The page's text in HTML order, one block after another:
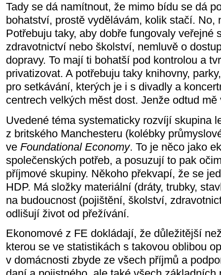
Tady se dá namítnout, že mimo bídu se dá
bohatství, prostě vydělávám, kolik stačí. No,
Potřebuju taky, aby dobře fungovaly veřejné
zdravotnictví nebo školství, nemluvě o
dopravy. To mají ti bohatší pod kontrolou a
privatizovat. A potřebuju taky knihovny,
pro setkávání, kterých je i s divadly a
centrech velkých měst dost. Jenže odtud
Uvedené téma systematicky rozvíjí skupina
z britského Manchesteru (kolébky
ve Foundational Economy. To je něco jako
společenských potřeb, a posuzují to pak
příjmové skupiny. Někoho překvapí, že se
HDP. Má složky materiální (dráty, trubky,
na budoucnost (pojištění, školství,
odlišují život od přežívání.
Ekonomové z FE dokládají, že důležitější
kterou se ve statistikách s takovou oblibou
v domácnosti zbyde ze všech příjmů a